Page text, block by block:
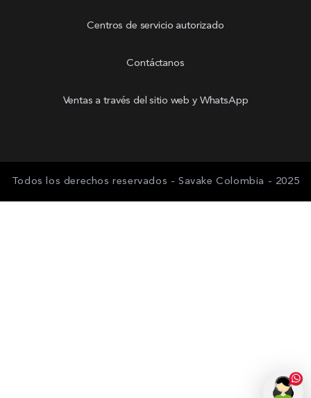
Centros de servicio autorizado
Contáctanos
Ventas a través del sitio web y WhatsApp
Todos los derechos reservados - Savake Colombia - 2025